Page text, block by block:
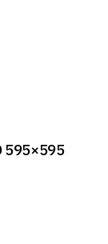
595×595